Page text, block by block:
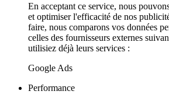
En acceptant ce service, nous
et optimiser l'efficacité de nos
faire, nous comparons vos données
celles des fournisseurs externes
utilisiez déjà leurs services :
Google Ads
Performance